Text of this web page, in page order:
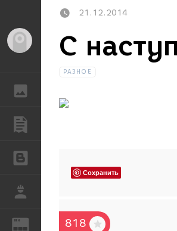
Гость
REN ЖУРНАЛ
21.12.2014
С
РАЗНОЕ
Сохранить
818